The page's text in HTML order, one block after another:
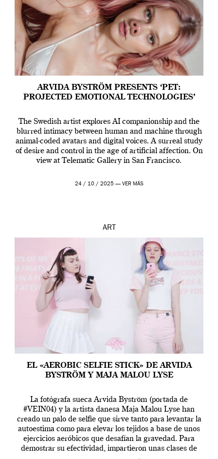
ARVIDA BYSTRÖM PRESENTS ‘PET:
PROJECTED EMOTIONAL TECHNOLOGIES’
The Swedish artist explores AI companionship and the
blurred intimacy between human and machine through
animal-coded avatars and digital voices. A surreal study
of desire and control in the age of artificial affection. On
view at Telematic Gallery in San Francisco.
24 / 10 / 2025 — VER MÁS
ART
EL «AEROBIC SELFIE STICK» DE ARVIDA
BYSTRÖM Y MAJA MALOU LYSE
La fotógrafa sueca Arvida Byström (portada de
#VEIN04) y la artista danesa Maja Malou Lyse han
creado un palo de selfie que sirve tanto para levantar la
autoestima como para elevar los tejidos a base de unos
ejercicios aeróbicos que desafían la gravedad. Para
demostrar su efectividad, impartieron unas clases de